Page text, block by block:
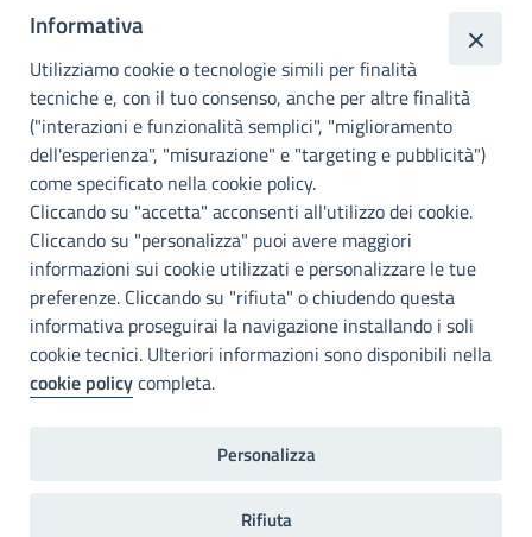
Città
metropolitana di
Palermo
INFO E CONTATTI
I nostri canali social
Accessibilità
Città Metropolitana di Palermo si impegna a rendere il proprio sito
web accessibile, conformemente al D.lgs. 10 agosto 2018, n°106
che ha recepito la direttiva UE 2016/2102 del Parlamento euopeo e
del Consiglio.
Dichiarazione di accessibilità
Informativa
Utilizziamo cookie o tecnologie simili per finalità
tecniche e, con il tuo consenso, anche per altre finalità
("interazioni e funzionalità semplici", "miglioramento
dell'esperienza", "misurazione" e "targeting e pubblicità")
come specificato nella cookie policy.
Cliccando su "accetta" acconsenti all'utilizzo dei cookie.
Cliccando su "personalizza" puoi avere maggiori
informazioni sui cookie utilizzati e personalizzare le tue
preferenze. Cliccando su "rifiuta" o chiudendo questa
informativa proseguirai la navigazione installando i soli
cookie tecnici. Ulteriori informazioni sono disponibili nella
cookie policycompleta.
Personalizza
Rifiuta